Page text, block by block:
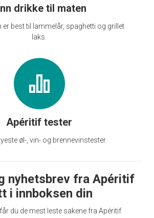
drikke til maten
er best til lammelår, spaghetti og grillet
laks.
Apéritif tester
øl-, vin- og brennevinstester.
nyhetsbrev fra Apéritif
i innboksen din
du de mest leste sakene fra Apéritif